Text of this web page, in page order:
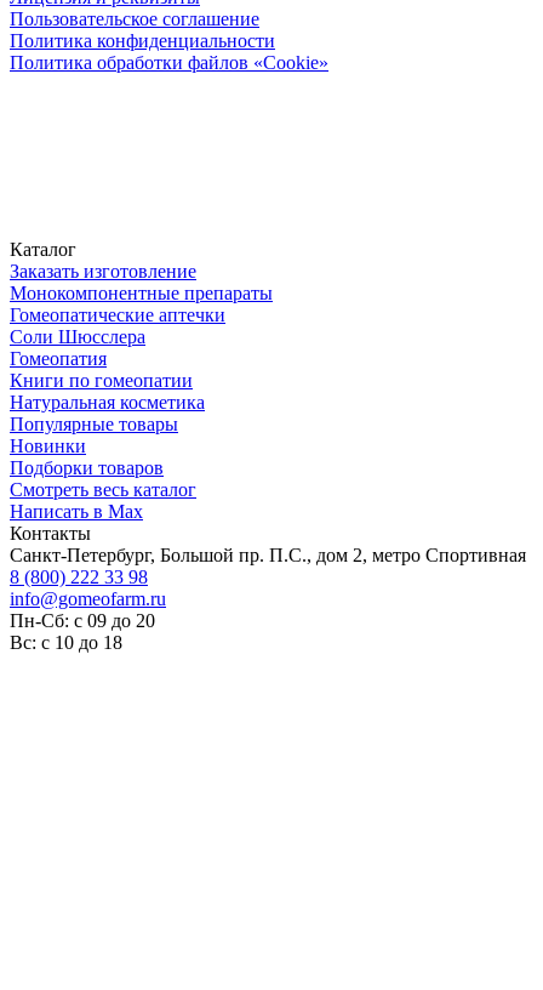
Пользовательское соглашение
Политика конфиденциальности
Политика обработки файлов «Cookie»
Каталог
Заказать изготовление
Монокомпонентные препараты
Гомеопатические аптечки
Соли Шюсслера
Гомеопатия
Книги по гомеопатии
Натуральная косметика
Популярные товары
Новинки
Подборки товаров
Смотреть весь каталог
Написать в Max
Контакты
Санкт-Петербург, Большой пр. П.С., дом 2, метро Спортивная
8 (800) 222 33 98
info@gomeofarm.ru
Пн-Сб: с 09 до 20
Вс: с 10 до 18